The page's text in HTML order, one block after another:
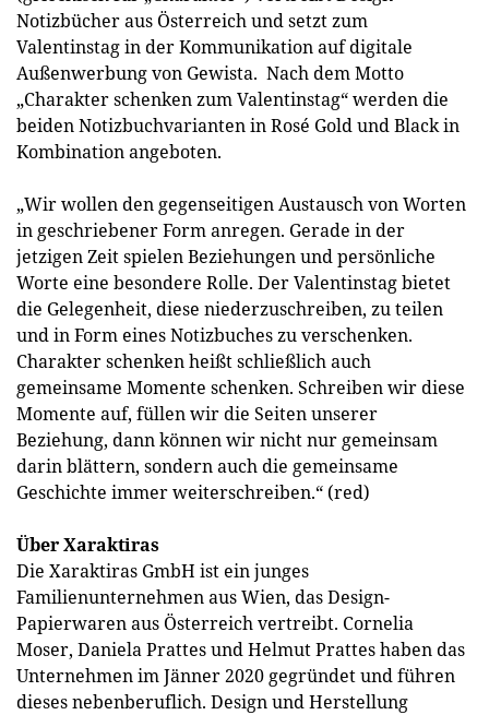
Notizbücher aus Österreich und setzt zum
Valentinstag in der Kommunikation auf digitale
Außenwerbung von Gewista. Nach dem Motto
„Charakter schenken zum Valentinstag“ werden die
beiden Notizbuchvarianten in Rosé Gold und Black in
Kombination angeboten.
„Wir wollen den gegenseitigen Austausch von Worten
in geschriebener Form anregen. Gerade in der
jetzigen Zeit spielen Beziehungen und persönliche
Worte eine besondere Rolle. Der Valentinstag bietet
die Gelegenheit, diese niederzuschreiben, zu teilen
und in Form eines Notizbuches zu verschenken.
Charakter schenken heißt schließlich auch
gemeinsame Momente schenken. Schreiben wir diese
Momente auf, füllen wir die Seiten unserer
Beziehung, dann können wir nicht nur gemeinsam
darin blättern, sondern auch die gemeinsame
Geschichte immer weiterschreiben.“ (red)
Über Xaraktiras
Die Xaraktiras GmbH ist ein junges
Familienunternehmen aus Wien, das Design-
Papierwaren aus Österreich vertreibt. Cornelia
Moser, Daniela Prattes und Helmut Prattes haben das
Unternehmen im Jänner 2020 gegründet und führen
dieses nebenberuflich. Design und Herstellung